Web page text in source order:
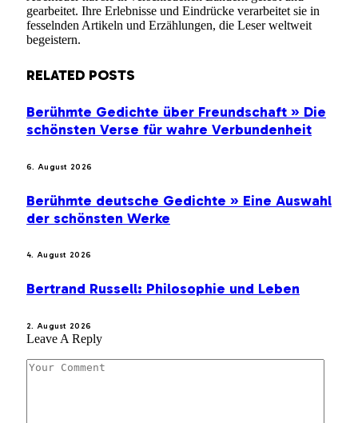
gearbeitet. Ihre Erlebnisse und Eindrücke verarbeitet sie in
fesselnden Artikeln und Erzählungen, die Leser weltweit
begeistern.
RELATED POSTS
Berühmte Gedichte über Freundschaft » Die
schönsten Verse für wahre Verbundenheit
6. August 2026
Berühmte deutsche Gedichte » Eine Auswahl
der schönsten Werke
4. August 2026
Bertrand Russell: Philosophie und Leben
2. August 2026
Leave A Reply